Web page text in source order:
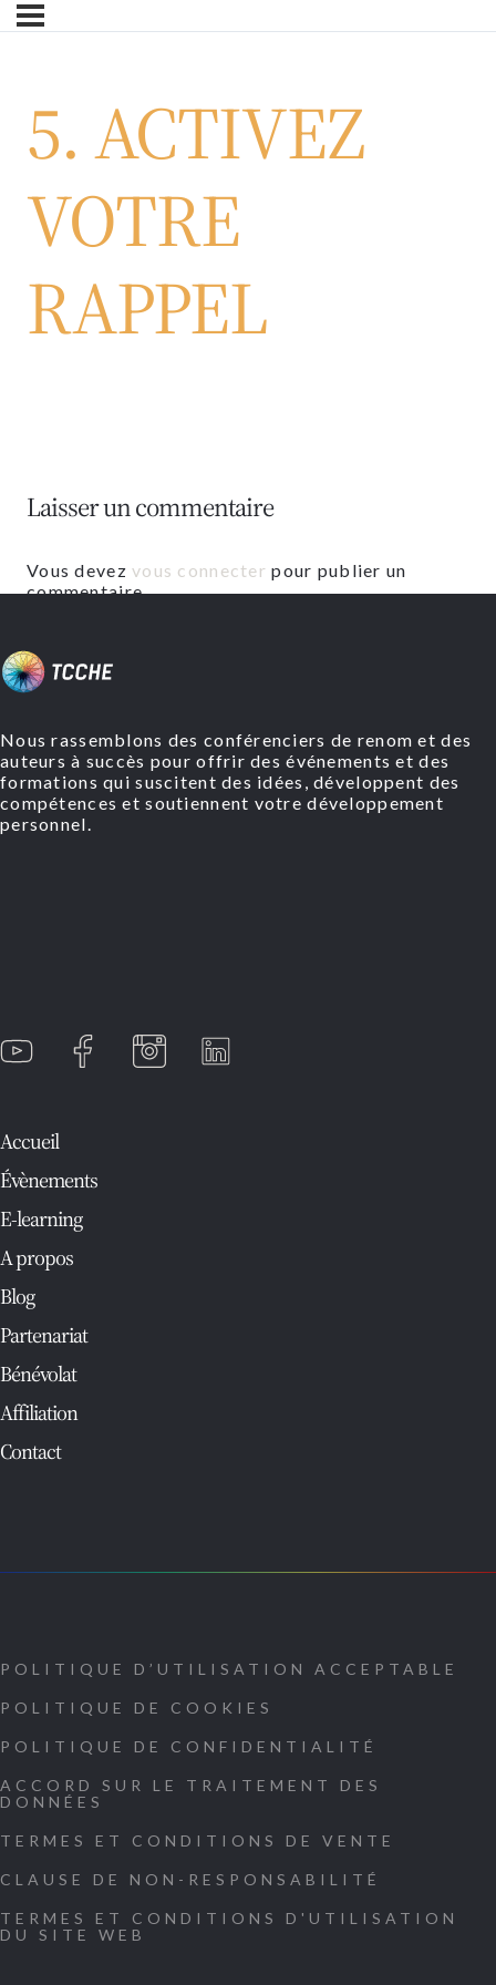
Skip
5. ACTIVEZ
VOTRE
RAPPEL
Laisser un commentaire
Vous devezvous connecter pour publier un
commentaire.
Nous rassemblons des conférenciers de renom et des
auteurs à succès pour offrir des événements et des
formations qui suscitent des idées, développent des
compétences et soutiennent votre développement
personnel.
Accueil
Évènements
E-learning
A propos
Blog
Partenariat
Bénévolat
Affiliation
Contact
POLITIQUE D’UTILISATION ACCEPTABLE
POLITIQUE DE COOKIES
POLITIQUE DE CONFIDENTIALITÉ
ACCORD SUR LE TRAITEMENT DES
DONNÉES
TERMES ET CONDITIONS DE VENTE
CLAUSE DE NON-RESPONSABILITÉ
TERMES ET CONDITIONS D'UTILISATION
DU SITE WEB